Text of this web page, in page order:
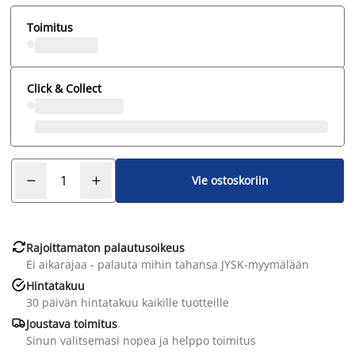
Toimitus
Click & Collect
Vie ostoskoriin
Rajoittamaton palautusoikeus
Ei aikarajaa - palauta mihin tahansa JYSK-myymälään
Hintatakuu
30 päivän hintatakuu kaikille tuotteille
Joustava toimitus
Sinun valitsemasi nopea ja helppo toimitus